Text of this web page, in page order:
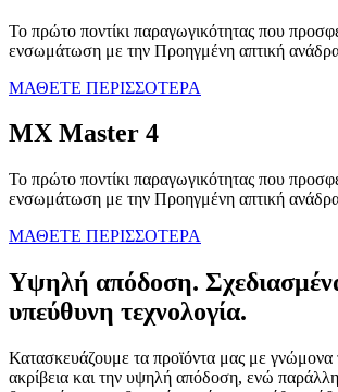
Το πρώτο ποντίκι παραγωγικότητας που
ενσωμάτωση με την Προηγμένη απτική
ΜΑΘΕΤΕ ΠΕΡΙΣΣΟΤΕΡΑ
MX Master 4
Το πρώτο ποντίκι παραγωγικότητας που
ενσωμάτωση με την Προηγμένη απτική
ΜΑΘΕΤΕ ΠΕΡΙΣΣΟΤΕΡΑ
Υψηλή απόδοση.
υπεύθυνη τεχνολογία.
Κατασκευάζουμε τα προϊόντα μας με γνώμονα
ακρίβεια και την υψηλή απόδοση, ενώ